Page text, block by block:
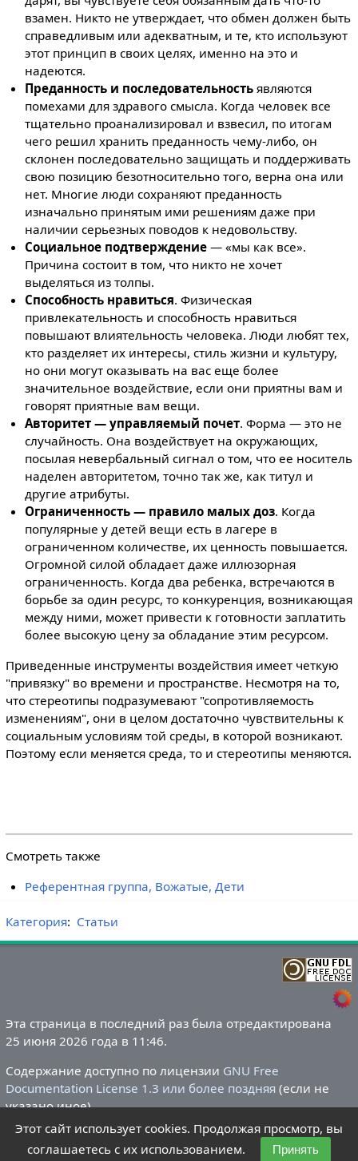
взамен. Никто не утверждает, что обмен должен быть
справедливым или адекватным, и те, кто используют
этот принцип в своих целях, именно на это и
надеются.
Преданность и последовательность являются
помехами для здравого смысла. Когда человек все
тщательно проанализировал и взвесил, по итогам
чего решил хранить преданность чему-либо, он
склонен последовательно защищать и поддерживать
свою позицию безотносительно того, верна она или
нет. Многие люди сохраняют преданность
изначально принятым ими решениям даже при
наличии серьезных поводов к недовольству.
Социальное подтверждение — «мы как все».
Причина состоит в том, что никто не хочет
выделяться из толпы.
Способность нравиться. Физическая
привлекательность и способность нравиться
повышают влиятельность человека. Люди любят тех,
кто разделяет их интересы, стиль жизни и культуру,
но они могут оказывать на вас еще более
значительное воздействие, если они приятны вам и
говорят приятные вам вещи.
Авторитет — управляемый почет. Форма — это не
случайность. Она воздействует на окружающих,
посылая невербальный сигнал о том, что ее носитель
наделен авторитетом, точно так же, как титул и
другие атрибуты.
Ограниченность — правило малых доз. Когда
популярные у детей вещи есть в лагере в
ограниченном количестве, их ценность повышается.
Огромной силой обладает даже иллюзорная
ограниченность. Когда два ребенка, встречаются в
борьбе за один ресурс, то конкуренция, возникающая
между ними, может привести к готовности заплатить
более высокую цену за обладание этим ресурсом.
Приведенные инструменты воздействия имеет четкую
"привязку" во времени и пространстве. Несмотря на то,
что стереотипы подразумевают "сопротивляемость
изменениям", они в целом достаточно чувствительны к
социальным условиям той среды, в которой возникают.
Поэтому если меняется среда, то и стереотипы меняются.
Смотреть также
Референтная группа, Вожатые, Дети
Категория: Статьи
Эта страница в последний раз была отредактирована
25 июня 2026 года в 11:46.
Содержание доступно по лицензии GNU Free
Documentation License 1.3 или более поздняя(если не
указано иное).
Политика конфиденциальности
О Летний лагере
Отказ от ответственности
Этот сайт использует cookies. Продолжая просмотр, вы
соглашаетесь с их использованием.
Принять